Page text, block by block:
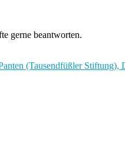
gerne beantworten.